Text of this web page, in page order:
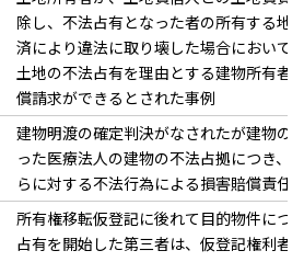
除し、不法占有となった者の所有する地
済により違法に取り壊した場合において
土地の不法占有を理由とする建物所有者
償請求ができるとされた事例
建物明渡の確定判決がなされたが建物の
った医療法人の建物の不法占拠につき、
らに対する不法行為による損害賠償責任
所有権移転仮登記に後れて目的物件につ
占有を開始した第三者は、仮登記権利者